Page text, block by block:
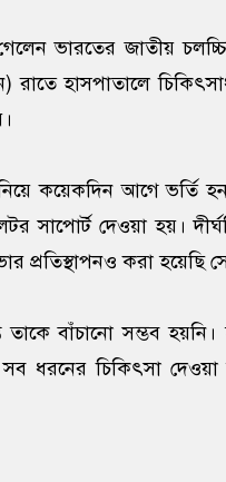
ভারতের জাতীয়
হাসপাতালে
নিয়ে কয়েকদিন আগে ভর্তি
সাপোর্ট দেওয়া হয়।
প্রতিস্থাপনও করা হয়েছি
তাকে বাঁচানো সম্ভব
সব ধরনের চিকিৎসা